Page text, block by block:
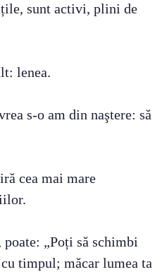
sunt activi, plini de
lenea.
s-o am din naştere: să
cea mai mare
„Poți să schimbi
timpul; măcar lumea ta